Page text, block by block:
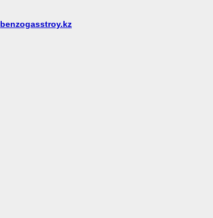
benzogasstroy.kz